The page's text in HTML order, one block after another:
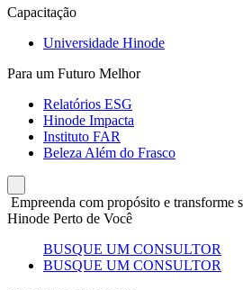
Capacitação
Universidade Hinode
Para um Futuro Melhor
Relatórios ESG
Hinode Impacta
Instituto FAR
Beleza Além do Frasco
Empreenda com propósito e transforme
Hinode Perto de Você
BUSQUE UM CONSULTOR
BUSQUE UM CONSULTOR